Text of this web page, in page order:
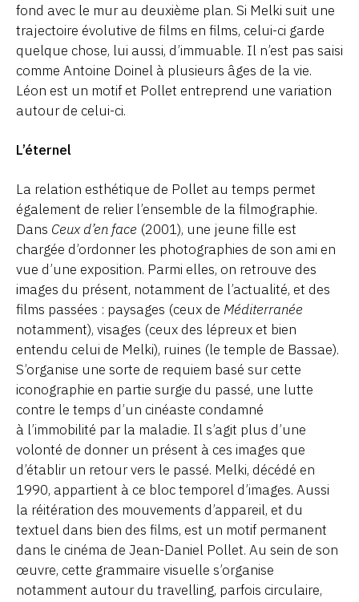
fond avec le mur au deuxième plan. Si Melki suit une
trajectoire évolutive de films en films, celui-ci garde
quelque chose, lui aussi, d’immuable. Il n’est pas saisi
comme Antoine Doinel à plusieurs âges de la vie.
Léon est un motif et Pollet entreprend une variation
autour de celui-ci.
L’éternel
La relation esthétique de Pollet au temps permet
également de relier l’ensemble de la filmographie.
Dans Ceux d’en face (2001), une jeune fille est
chargée d’ordonner les photographies de son ami en
vue d’une exposition. Parmi elles, on retrouve des
images du présent, notamment de l’actualité, et des
films passées : paysages (ceux de Méditerranée
notamment), visages (ceux des lépreux et bien
entendu celui de Melki), ruines (le temple de Bassae).
S’organise une sorte de requiem basé sur cette
iconographie en partie surgie du passé, une lutte
contre le temps d’un cinéaste condamné
à l’immobilité par la maladie. Il s’agit plus d’une
volonté de donner un présent à ces images que
d’établir un retour vers le passé. Melki, décédé en
1990, appartient à ce bloc temporel d’images. Aussi
la réitération des mouvements d’appareil, et du
textuel dans bien des films, est un motif permanent
dans le cinéma de Jean-Daniel Pollet. Au sein de son
œuvre, cette grammaire visuelle s’organise
notamment autour du travelling, parfois circulaire,